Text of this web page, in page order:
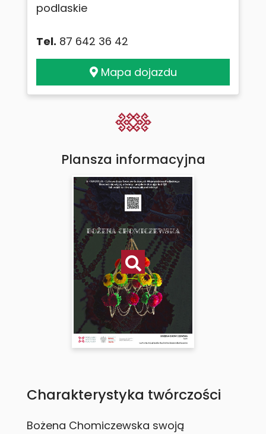
podlaskie
Tel. 87 642 36 42
Mapa dojazdu
Plansza informacyjna
Charakterystyka twórczości
Bożena Chomiczewska swoją